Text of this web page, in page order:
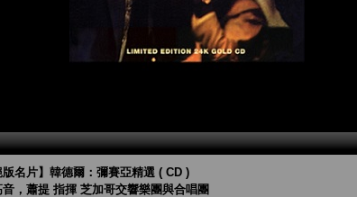
版名片】韓德爾：彌賽亞精選 ( CD )
，蕭提 指揮 芝加哥交響樂團與合唱團